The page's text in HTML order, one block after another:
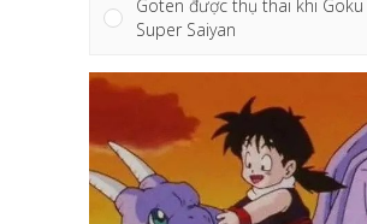
Goten được thụ thai khi Goku
Super Saiyan